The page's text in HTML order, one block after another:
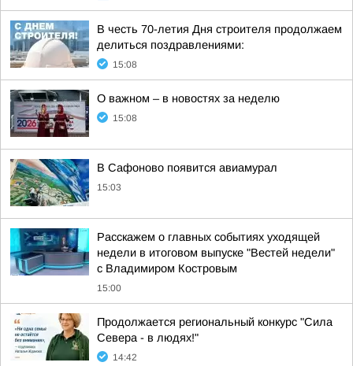
В честь 70-летия Дня строителя продолжаем
делиться поздравлениями:
15:08
О важном – в новостях за неделю
15:08
В Сафоново появится авиамурал
15:03
Расскажем о главных событиях уходящей
недели в итоговом выпуске "Вестей недели"
с Владимиром Костровым
15:00
Продолжается региональный конкурс "Сила
Севера - в людях!"
14:42